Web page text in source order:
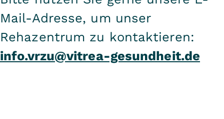
Mail-Adresse, um unser
Rehazentrum zu kontaktieren:
info.vrzu@vitrea-gesundheit.de